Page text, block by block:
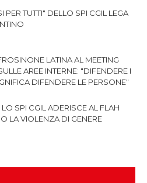
PER TUTTI" DELLO SPI CGIL LEGA
LATINA AL MEETING
AREE INTERNE: "DIFENDERE I
DIFENDERE LE PERSONE"
SPI CGIL ADERISCE AL FLAH
LA VIOLENZA DI GENERE